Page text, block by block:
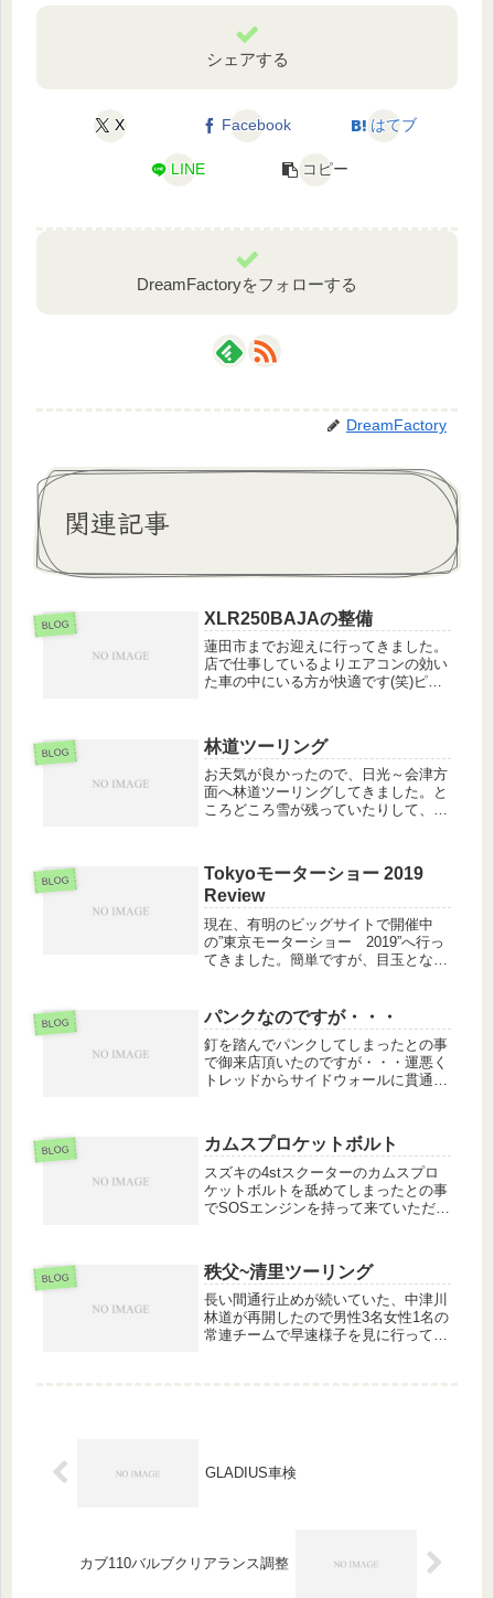
シェアする
X Facebook はてブ
LINE コピー
DreamFactoryをフォローする
DreamFactory
関連記事
BLOG XLR250BAJAの整備
蓮田市までお迎えに行ってきました。
店で仕事しているよりエアコンの効い
た車の中にいる方が快適です(笑)ピス
ーを交換する事にしました。その他、
ブレーキホース類も交換の時期だっ
た...
BLOG 林道ツーリング
お天気が良かったので、日光～会津方
面へ林道ツーリングしてきました。と
ころどころ雪が残っていたりして、ま
BLOG
Tokyoモーターショー 2019
Review
現在、有明のビッグサイトで開催中
の”東京モーターショー 2019”へ行っ
てきました。簡単ですが、目玉となっ
CRF1100 AfricaTwinが展示されていま
した。CT125...
BLOG パンクなのですが・・・
釘を踏んでパンクしてしまったとの事
で御来店頂いたのですが・・・運悪く
トレッドからサイドウォールに貫通し
にて修理完了となりました。
BLOG カムスプロケットボルト
スズキの4stスクーターのカムスプロ
ケットボルトを舐めてしまったとの事
でSOSエンジンを持って来ていただく
てしまっています。秘密兵器を駆使し
て取り外しましたが・・・ボルト自...
BLOG 秩父~清里ツーリング
長い間通行止めが続いていた、中津川
林道が再開したので男性3名女性1名の
常連チームで早速様子を見に行ってき
GLADIUS車検
カブ110バルブクリアランス調整